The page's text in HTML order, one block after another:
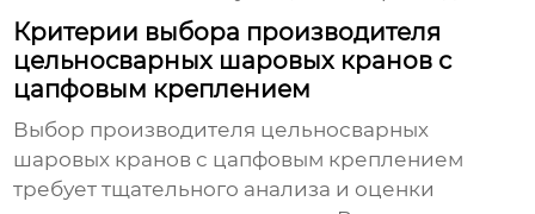
Критерии выбора производителя
цельносварных шаровых кранов с
цапфовым креплением
Выбор производителя цельносварных
шаровых кранов с цапфовым креплением
требует тщательного анализа и оценки